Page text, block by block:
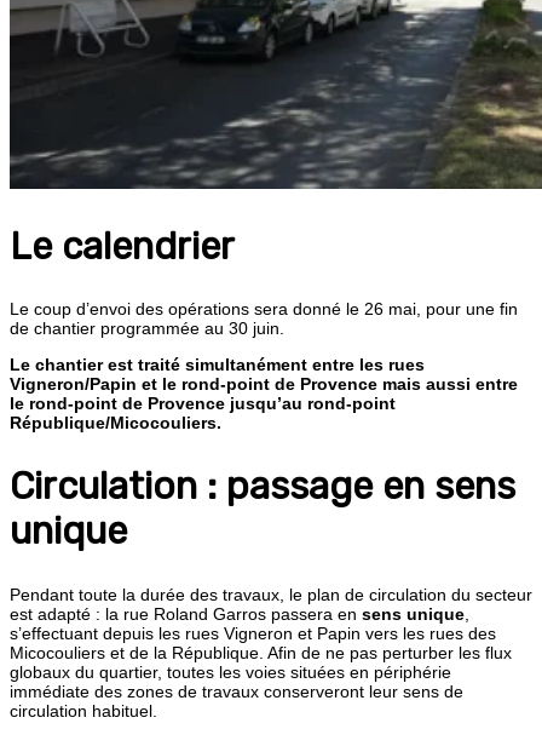
Le calendrier
Le coup d’envoi des opérations sera donné le 26 mai, pour une fin
de chantier programmée au 30 juin.
Le chantier est traité simultanément entre les rues
Vigneron/Papin et le rond-point de Provence mais aussi entre
le rond-point de Provence jusqu’au rond-point
République/Micocouliers.
Circulation : passage en sens
unique
Pendant toute la durée des travaux, le plan de circulation du secteur
est adapté : la rue Roland Garros passera en sens unique
s’effectuant depuis les rues Vigneron et Papin vers les rues des
Micocouliers et de la République. Afin de ne pas perturber les flux
globaux du quartier, toutes les voies situées en périphérie
immédiate des zones de travaux conserveront leur sens de
circulation habituel.